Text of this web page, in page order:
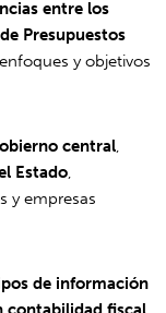
entre los
Presupuestos
y objetivos
central
Estado
y empresas
de información